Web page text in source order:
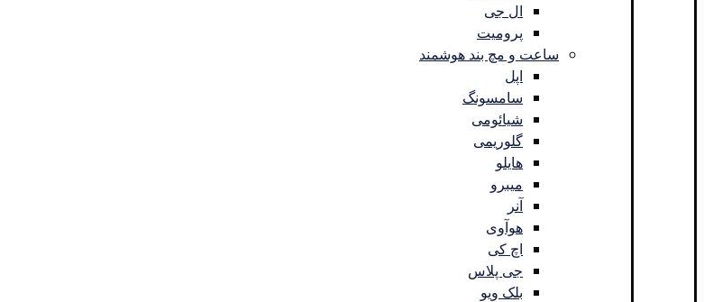
ال جی
پرومیت
ساعت و مچ بند هوشمند
اپل
سامسونگ
شیائومی
گلوریمی
هایلو
میبرو
آنر
هوآوی
اچ کی
جی پلاس
بلک ویو